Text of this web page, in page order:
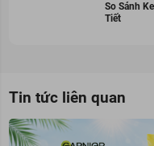
So Sánh
Tiết
Tin tức liên quan